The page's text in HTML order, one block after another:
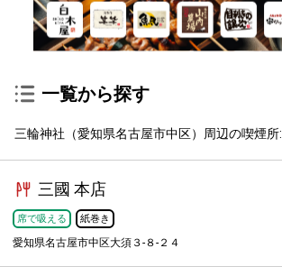
一覧から探す
三輪神社（愛知県名古屋市中区）周辺の喫煙所:
三國 本店
席で吸える 紙巻き
愛知県名古屋市中区大須３-８-２４